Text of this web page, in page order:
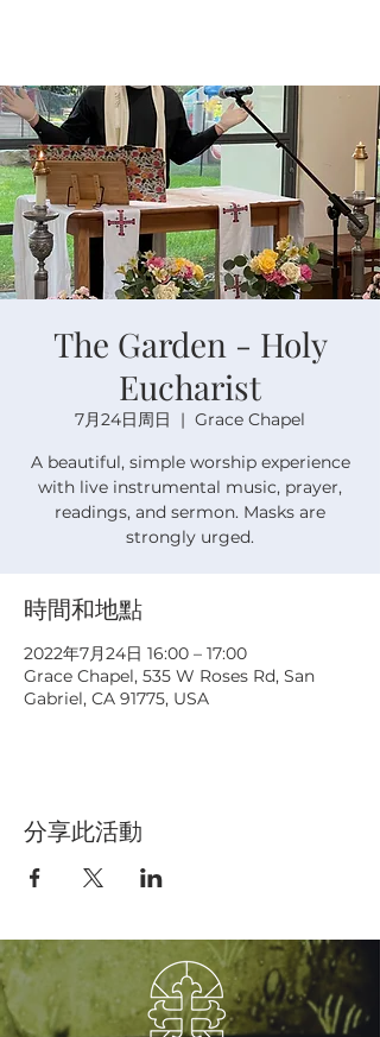
The Garden - Holy
Eucharist
7月24日周日
  |
Grace Chapel
A beautiful, simple worship experience
with live instrumental music, prayer,
readings, and sermon. Masks are
strongly urged.
時間和地點
2022年7月24日 16:00 – 17:00
Grace Chapel, 535 W Roses Rd, San
Gabriel, CA 91775, USA
分享此活動